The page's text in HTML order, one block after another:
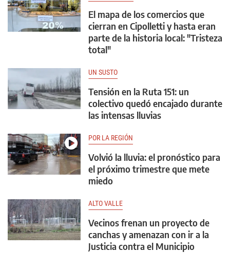
El mapa de los comercios que
cierran en Cipolletti y hasta eran
parte de la historia local: "Tristeza
total"
UN SUSTO
Tensión en la Ruta 151: un
colectivo quedó encajado durante
las intensas lluvias
POR LA REGIÓN
Volvió la lluvia: el pronóstico para
el próximo trimestre que mete
miedo
ALTO VALLE
Vecinos frenan un proyecto de
canchas y amenazan con ir a la
Justicia contra el Municipio